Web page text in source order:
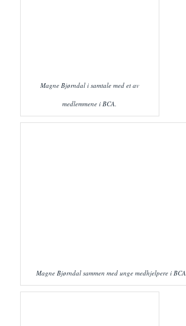
Magne Bjørndal i samtale med et av
medlemmene i BCA.
Magne Bjørndal sammen med unge medhjelpere i BCA.